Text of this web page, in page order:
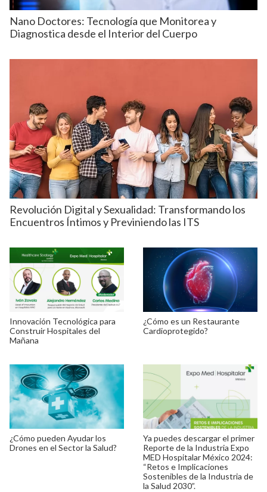
Nano Doctores: Tecnología que Monitorea y
Diagnostica desde el Interior del Cuerpo
Revolución Digital y Sexualidad: Transformando los
Encuentros Íntimos y Previniendo las ITS
Innovación Tecnológica para
Construir Hospitales del
Mañana
¿Cómo es un Restaurante
Cardioprotegido?
¿Cómo pueden Ayudar los
Drones en el Sector la Salud?
Ya puedes descargar el primer
Reporte de la Industria Expo
MED Hospitalar México 2024:
“Retos e Implicaciones
Sostenibles de la Industria de
la Salud 2030”.